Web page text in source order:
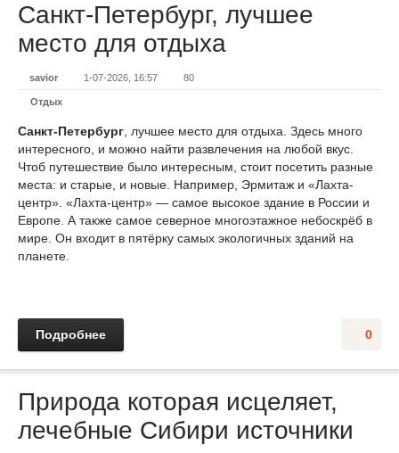
Санкт-Петербург, лучшее
место для отдыха
savior 1-07-2026, 16:57 80
Отдых
Санкт-Петербург , лучшее место для отдыха. Здесь много
интересного, и можно найти развлечения на любой вкус.
Чтоб путешествие было интересным, стоит посетить разные
места: и старые, и новые. Например, Эрмитаж и «Лахта-
центр». «Лахта-центр» — самое высокое здание в России и
Европе. А также самое северное многоэтажное небоскрёб в
мире. Он входит в пятёрку самых экологичных зданий на
планете.
0
Подробнее
Природа которая исцеляет,
лечебные Сибири источники